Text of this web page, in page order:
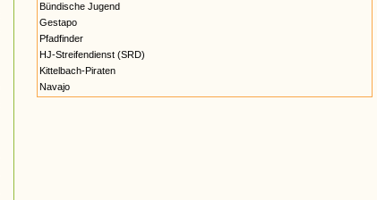
Bündische Jugend
Gestapo
Pfadfinder
HJ-Streifendienst (SRD)
Kittelbach-Piraten
Navajo